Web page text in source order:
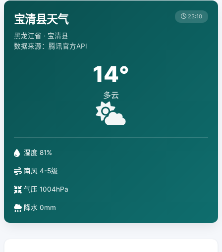
宝清县天气
黑龙江省 · 宝清县
数据来源：腾讯官方API
23:10
14°
多云
湿度 81%
南风 4-5级
气压 1004hPa
降水 0mm